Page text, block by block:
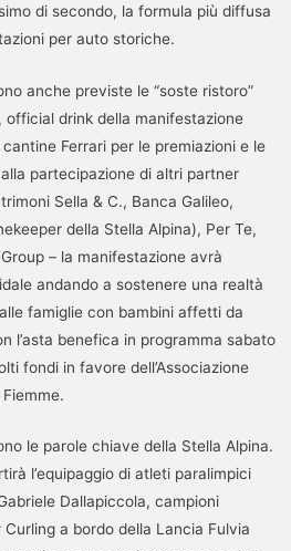
di secondo, la formula più diffusa
per auto storiche.
anche previste le “soste ristoro”
drink della manifestazione
Ferrari per le premiazioni e le
partecipazione di altri partner
Sella & C., Banca Galileo,
della Stella Alpina), Per Te,
– la manifestazione avrà
andando a sostenere una realtà
famiglie con bambini affetti da
l’asta benefica in programma sabato
fondi in favore dell’Associazione
le parole chiave della Stella Alpina.
l’equipaggio di atleti paralimpici
Dallapiccola, campioni
a bordo della Lancia Fulvia